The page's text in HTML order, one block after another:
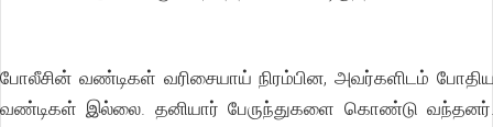
போலீசின் வண்டிகள் வரிசையாய் நிரம்பின, அவர்களிடம்
வண்டிகள் இல்லை. தனியார் பேருந்துகளை கொண்டு